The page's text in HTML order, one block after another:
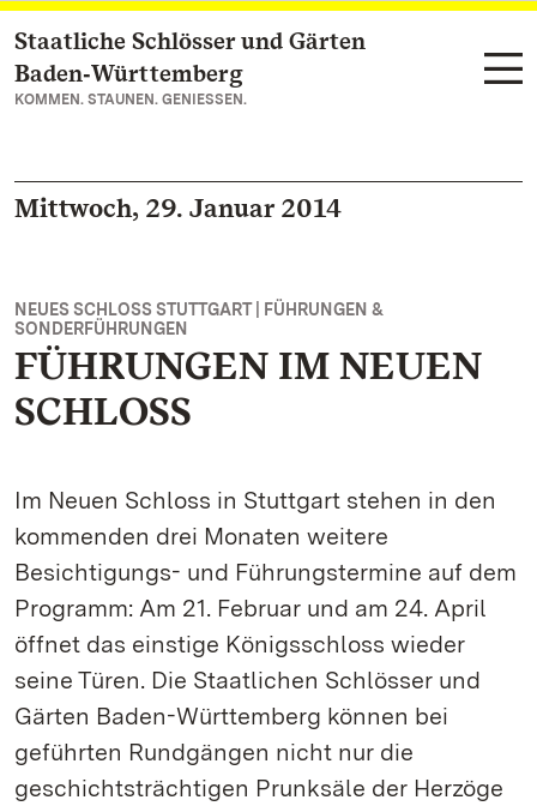
Zum Hauptinhalt springen
Staatliche Schlösser und Gärten
Baden‑Württemberg
KOMMEN. STAUNEN. GENIESSEN.
Mittwoch, 29. Januar 2014
NEUES SCHLOSS STUTTGART | FÜHRUNGEN &
SONDERFÜHRUNGEN
FÜHRUNGEN IM NEUEN
SCHLOSS
Im Neuen Schloss in Stuttgart stehen in den
kommenden drei Monaten weitere
Besichtigungs- und Führungstermine auf dem
Programm: Am 21. Februar und am 24. April
öffnet das einstige Königsschloss wieder
seine Türen. Die Staatlichen Schlösser und
Gärten Baden-Württemberg können bei
geführten Rundgängen nicht nur die
geschichtsträchtigen Prunksäle der Herzöge